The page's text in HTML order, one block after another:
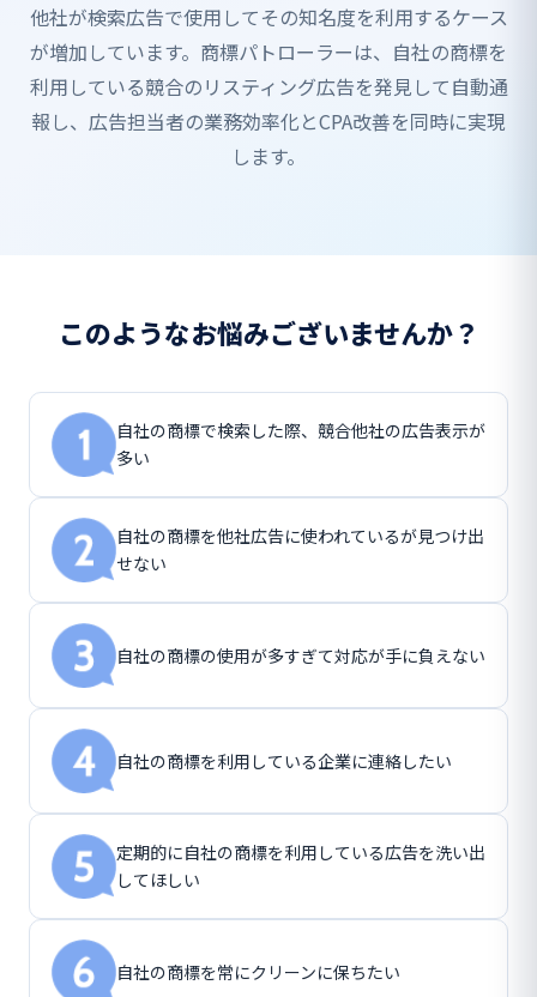
他社が検索広告で使用してその知名度を利用するケース
が増加しています。商標パトローラーは、自社の商標を
利用している競合のリスティング広告を発見して自動通
報し、広告担当者の業務効率化とCPA改善を同時に実現
します。
このようなお悩みございませんか？
自社の商標で検索した際、競合他社の広告表示が
多い
自社の商標を他社広告に使われているが見つけ出
せない
自社の商標の使用が多すぎて対応が手に負えない
自社の商標を利用している企業に連絡したい
定期的に自社の商標を利用している広告を洗い出
してほしい
自社の商標を常にクリーンに保ちたい